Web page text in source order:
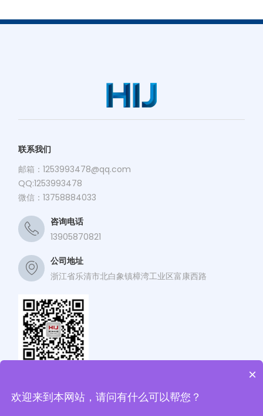
联系我们
邮箱：1253993478@qq.com
QQ:1253993478
微信：13758884033
咨询电话
13905870821
公司地址
浙江省乐清市北白象镇樟湾工业区富康西路
×
欢迎来到本网站，请问有什么可以帮您？